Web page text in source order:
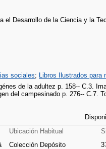
el Desarrollo de la Ciencia y la
sociales; Libros Ilustrados para
de la adultez p. 158-- C.3.
del campesinado p. 276-- C.7.
Ubicación Habitual
Colección Depósito